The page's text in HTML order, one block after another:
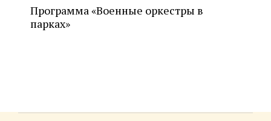
Программа «Военные оркестры в
парках»